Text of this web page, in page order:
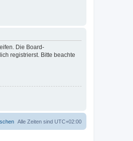
Die Board-
registrierst. Bitte beachte
Alle Zeiten sind UTC+02:00